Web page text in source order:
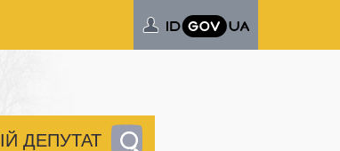
ДЕПУТАТ